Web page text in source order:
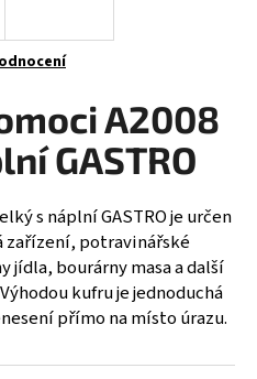
A2008
GASTRO
s náplní GASTRO je určen
zařízení, potravinářské
jídla, bourárny masa a další
kufru je jednoduchá
přímo na místo úrazu.